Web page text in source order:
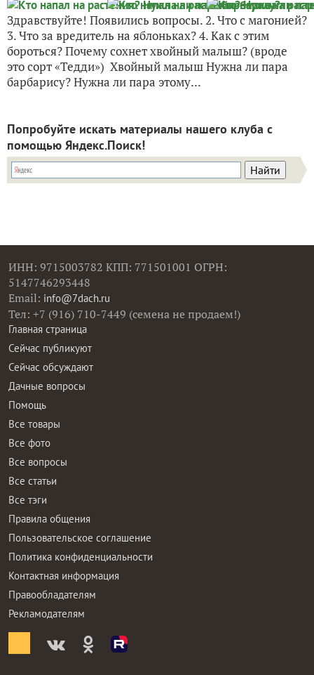
Здравствуйте! Появились вопросы. 2. Что с магонией?
3. Что за вредитель на яблоньках? 4. Как с этим
бороться? Почему сохнет хвойный малыш? (вроде
это сорт «Тедди») Хвойный малыш Нужна ли пара
барбарису? Нужна ли пара этому...
Попробуйте искать материалы нашего клуба с
помощью Яндекс.Поиск!
ИНН: 9715003782 КПП: 771501001 ОГРН:
5147746293448
Email: info@7dach.ru
Тел: +7 (916) 710-7449 (семена не продаем!)
Главная страница
Сейчас публикуют
Сейчас обсуждают
Дачные вопросы
Помощь
Все товары
Все фото
Все вопросы
Все статьи
Все тэги
Правила общения
Пользовательское соглашение
Политика конфиденциальности
Контактная информация
Правообладателям
Рекламодателям